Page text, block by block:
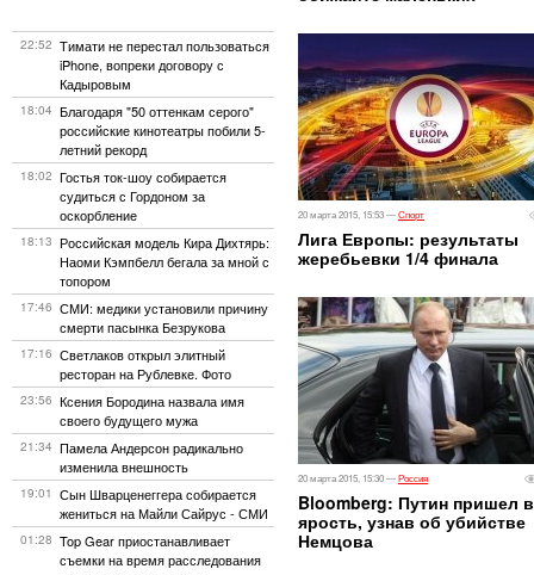
20 марта 2015, 15:53 —Спорт
Лига Европы: результаты
жеребьевки 1/4 финала
20 марта 2015, 15:30 —Россия
Bloomberg: Путин пришел в
ярость, узнав об убийстве
Немцова
22:52 Тимати не перестал пользоваться
iPhone, вопреки договору с
Кадыровым
18:04 Благодаря "50 оттенкам серого"
российские кинотеатры побили 5-
летний рекорд
18:02 Гостья ток-шоу собирается
судиться с Гордоном за
оскорбление
18:13 Российская модель Кира Дихтярь:
Наоми Кэмпбелл бегала за мной с
топором
17:46 СМИ: медики установили причину
смерти пасынка Безрукова
17:16 Светлаков открыл элитный
ресторан на Рублевке. Фото
23:56 Ксения Бородина назвала имя
своего будущего мужа
21:34 Памела Андерсон радикально
изменила внешность
19:01 Сын Шварценеггера собирается
жениться на Майли Сайрус - СМИ
01:28 Top Gear приостанавливает
съемки на время расследования